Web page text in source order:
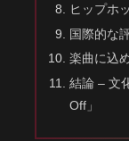
ヒップホ
国際的な
楽曲に込
結論 – 文
Off」